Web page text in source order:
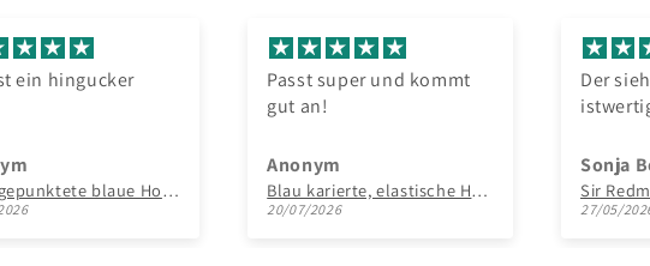
Passt super und kommt
Anonym
20/07/2026
Der sieht toll aus und
Sonja Bertz
27/05/2026